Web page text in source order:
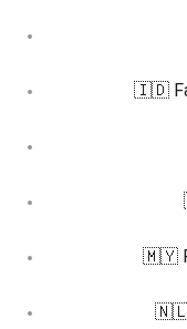
🇮🇩
🇲🇾
🇳🇱